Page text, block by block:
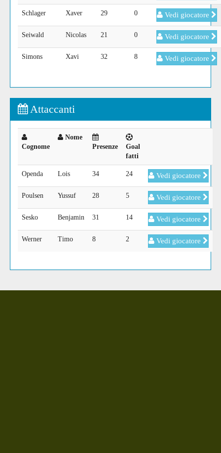
Schlager Xaver 29 0 Vedi giocatore
Seiwald Nicolas 21 0 Vedi giocatore
Simons Xavi 32 8 Vedi giocatore
Attaccanti
Cognome
Nome
Presenze
Goal
fatti
Openda Lois 34 24 Vedi giocatore
Poulsen Yussuf 28 5 Vedi giocatore
Sesko Benjamin 31 14 Vedi giocatore
Werner Timo 8 2 Vedi giocatore